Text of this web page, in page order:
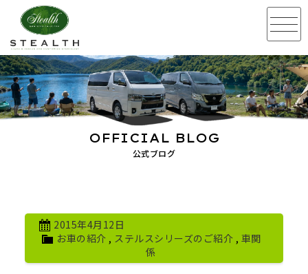
公式ブログ
OFFICIAL BLOG
2015年4月12日
お車の紹介 , ステルスシリーズのご紹介 , 車関
係